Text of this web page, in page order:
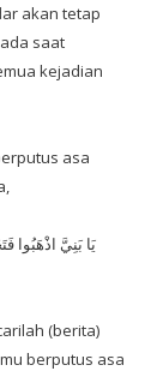
akan tetap
saat
kejadian
asa
يَا بَنِيَّ اذْهَبُوا
(berita)
berputus asa